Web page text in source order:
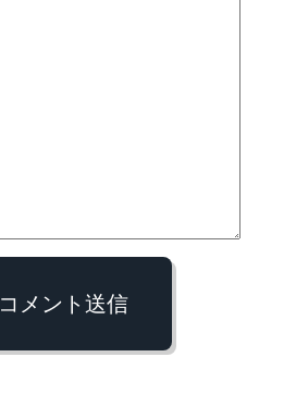
コメント送信